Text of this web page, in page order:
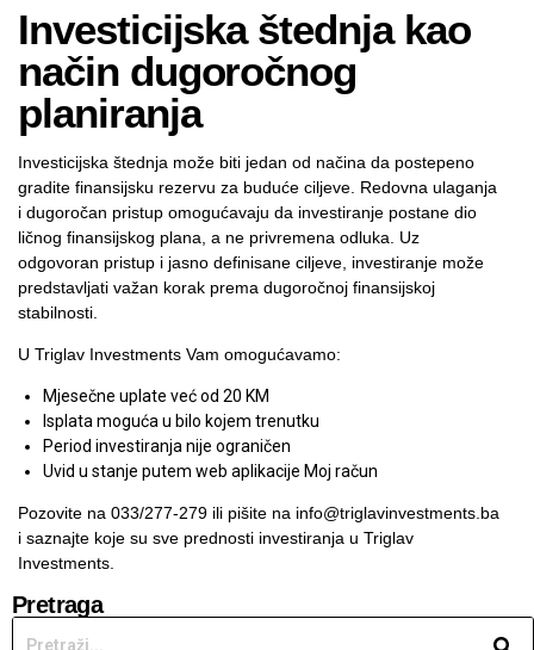
Investicijska štednja kao
način dugoročnog
planiranja
Investicijska štednja može biti jedan od načina da postepeno
gradite finansijsku rezervu za buduće ciljeve. Redovna ulaganja
i dugoročan pristup omogućavaju da investiranje postane dio
ličnog finansijskog plana, a ne privremena odluka. Uz
odgovoran pristup i jasno definisane ciljeve, investiranje može
predstavljati važan korak prema dugoročnoj finansijskoj
stabilnosti.
U Triglav Investments Vam omogućavamo:
Mjesečne uplate već od 20 KM
Isplata moguća u bilo kojem trenutku
Period investiranja nije ograničen
Uvid u stanje putem web aplikacije Moj račun
Pozovite na 033/277-279 ili pišite na info@triglavinvestments.ba
i saznajte koje su sve prednosti investiranja u Triglav
Investments.
Pretraga